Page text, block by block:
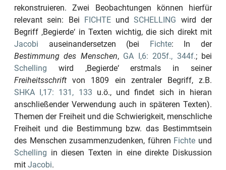
rekonstruieren. Zwei Beobachtungen können hierfür
relevant sein: Bei FICHTEundSCHELLING wird der
Begriff ‚Begierde‘ in Texten wichtig, die sich direkt mit
Jacobi auseinandersetzen (bei Fichte: In der
Bestimmung des Menschen, GA I,6: 205f., 344f.; bei
Schelling wird ‚Begierde‘erstmals in seiner
Freiheitsschrift von 1809 ein zentraler Begriff, z.B.
SHKA I,17: 131, 133 u.ö., und findet sich in hieran
anschließender Verwendung auch in späteren Texten).
Themen der Freiheit und die Schwierigkeit, menschliche
Freiheit und die Bestimmung bzw. das Bestimmtsein
des Menschen zusammenzudenken, führen Fichte und
Schelling in diesen Texten in eine direkte Diskussion
mit Jacobi.